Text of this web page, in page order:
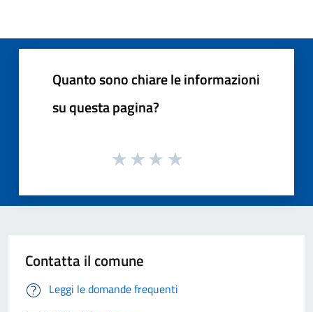
Quanto sono chiare le informazioni
su questa pagina?
Contatta il comune
Leggi le domande frequenti